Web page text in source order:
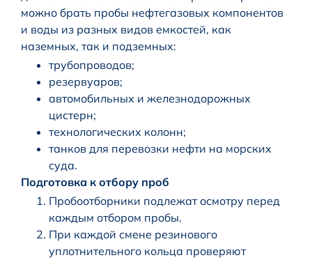
можно брать пробы нефтегазовых компонентов
и воды из разных видов емкостей, как
наземных, так и подземных:
трубопроводов;
резервуаров;
автомобильных и железнодорожных
цистерн;
технологических колонн;
танков для перевозки нефти на морских
суда.
Подготовка к отбору проб
Пробоотборники подлежат осмотру перед
каждым отбором пробы.
При каждой смене резинового
уплотнительного кольца проверяют